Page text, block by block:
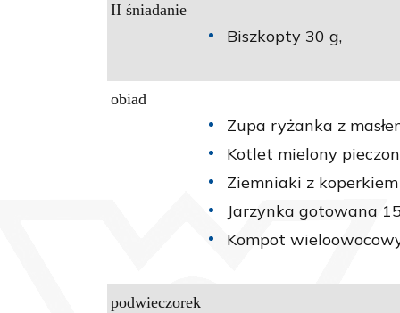
II śniadanie
Biszkopty 30 g,
obiad
Zupa ryżanka z
Kotlet mielony
Ziemniaki z
Jarzynka gotowana
Kompot
podwieczorek